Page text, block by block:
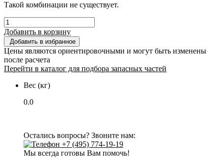
Такой комбинации не существует.
Добавить в корзину
Добавить в избранное
Цены являются ориентировочными и могут быть изменены
после расчета
Перейти в каталог для подбора запасных частей
Вес (кг)
0.0
Остались вопросы? Звоните нам:
+7 (495) 774-19-19
Мы всегда готовы Вам помочь!